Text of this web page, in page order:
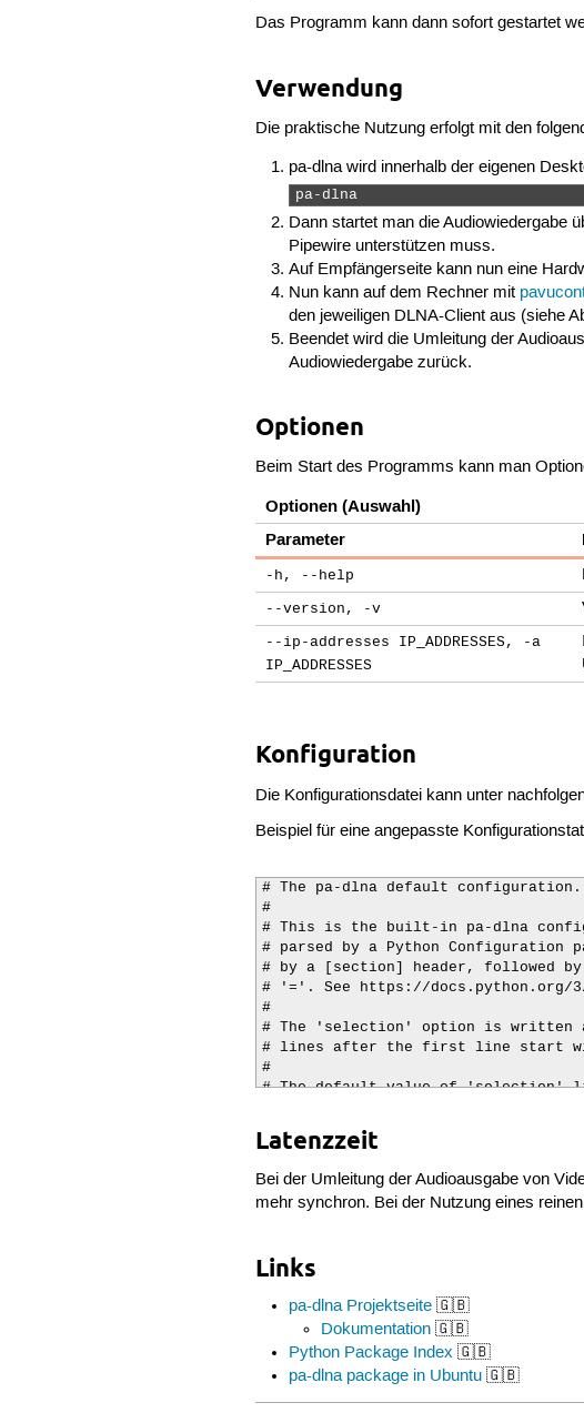
Das Programm kann dann sofort gestartet
Verwendung
Die praktische Nutzung erfolgt mit den
pa-dlna wird innerhalb der eigenen
pa-dlna
Dann startet man die Audiowiedergabe
Pipewire unterstützen muss.
Auf Empfängerseite kann nun eine
Nun kann auf dem Rechner mit
den jeweiligen DLNA-Client aus (siehe
Beendet wird die Umleitung der
Audiowiedergabe zurück.
Optionen
Beim Start des Programms kann man
Optionen (Auswahl)
Parameter
-h, --help
--version, -v
--ip-addresses IP_ADDRESSES, -a
IP_ADDRESSES
Konfiguration
Die Konfigurationsdatei kann unter
Beispiel für eine angepasste
# The pa-dlna default configuration.
#
# This is the built-in pa-dlna
# parsed by a Python Configuration
# by a [section] header, followed
# '='. See https://docs.python.org/
#
# The 'selection' option is written
# lines after the first line start
#
# The default value of 'selection'
#     - lossless encoders
#     - then lossy encoders
selection = FlacEncoder,
# Musik-Standard
rate = 44100
channels = 2
# Stabilität: SOAP/Session-
track_metadata = yes
Latenzzeit
Bei der Umleitung der Audioausgabe von
mehr synchron. Bei der Nutzung eines
Links
pa-dlna Projektseite🇬🇧
Dokumentation 🇬🇧
Python Package Index 🇬🇧
pa-dlna package in Ubuntu🇬🇧